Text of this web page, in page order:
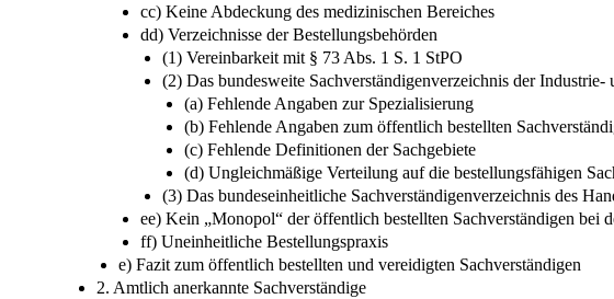
cc) Keine Abdeckung des medizinischen Bereiches
dd) Verzeichnisse der Bestellungsbehörden
(1) Vereinbarkeit mit § 73 Abs. 1 S. 1 StPO
(2) Das bundesweite Sachverständigenverzeichnis der Industrie-
(a) Fehlende Angaben zur Spezialisierung
(b) Fehlende Angaben zum öffentlich bestellten
(c) Fehlende Definitionen der Sachgebiete
(d) Ungleichmäßige Verteilung auf die bestellungsfähigen
(3) Das bundeseinheitliche Sachverständigenverzeichnis des
ee) Kein „Monopol“ der öffentlich bestellten Sachverständigen bei
ff) Uneinheitliche Bestellungspraxis
e) Fazit zum öffentlich bestellten und vereidigten Sachverständigen
2. Amtlich anerkannte Sachverständige